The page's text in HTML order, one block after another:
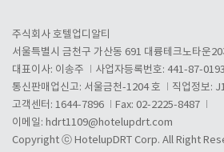
주식회사 호텔업디알티
서울특별시 금천구 가산동 691 대륭테크노타운
대표이사: 이송주
사업자등록번호: 441-87-
통신판매업신고: 서울금천-1204 호
직업정보:
고객센터: 1644-7896
Fax: 02-2225-8487
이메일: hdrt1109@hotelupdrt.com
Copyright ⓒ HotelupDRT Corp. All Right